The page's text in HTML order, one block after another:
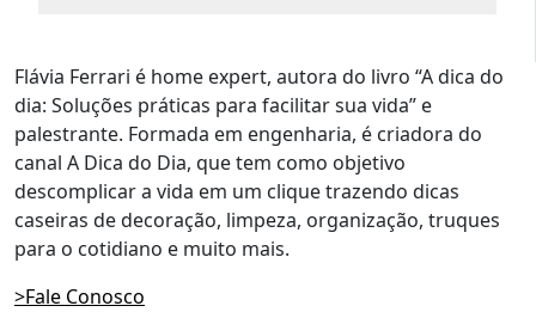
Flávia Ferrari é home expert, autora do livro “A dica do
dia: Soluções práticas para facilitar sua vida” e
palestrante. Formada em engenharia, é criadora do
canal A Dica do Dia, que tem como objetivo
descomplicar a vida em um clique trazendo dicas
caseiras de decoração, limpeza, organização, truques
para o cotidiano e muito mais.
>Fale Conosco